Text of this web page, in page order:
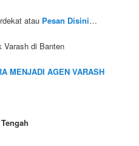
atau Pesan Disini…
Varash di Banten
MENJADI AGEN VARASH